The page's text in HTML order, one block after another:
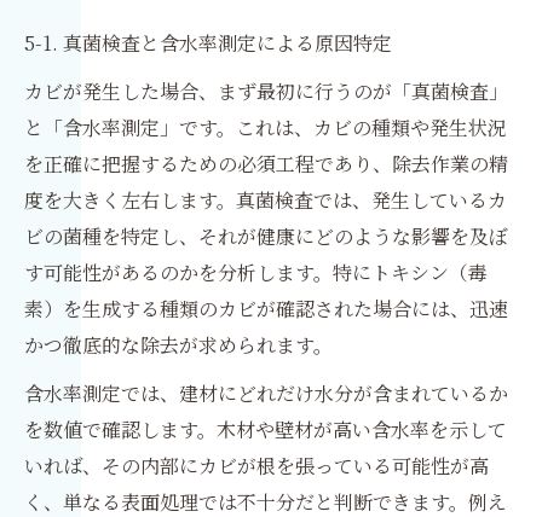
5-1. 真菌検査と含水率測定による原因特定
カビが発生した場合、まず最初に行うのが「真菌検査」
と「含水率測定」です。これは、カビの種類や発生状況
を正確に把握するための必須工程であり、除去作業の精
度を大きく左右します。真菌検査では、発生しているカ
ビの菌種を特定し、それが健康にどのような影響を及ぼ
す可能性があるのかを分析します。特にトキシン（毒
素）を生成する種類のカビが確認された場合には、迅速
かつ徹底的な除去が求められます。
含水率測定では、建材にどれだけ水分が含まれているか
を数値で確認します。木材や壁材が高い含水率を示して
いれば、その内部にカビが根を張っている可能性が高
く、単なる表面処理では不十分だと判断できます。例え